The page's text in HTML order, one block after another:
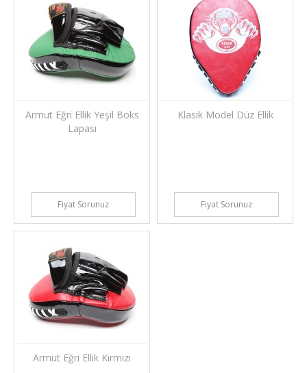
Armut Eğri Ellik Yeşil Boks
Lapası
Fiyat Sorunuz
Klasik Model Düz Ellik
Fiyat Sorunuz
Armut Eğri Ellik Kırmızı